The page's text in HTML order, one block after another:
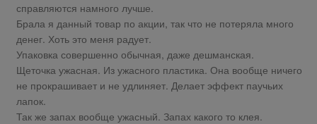
справляются намного лучше.
Брала я данный товар по акции, так что не потеряла много
денег. Хоть это меня радует.
Упаковка совершенно обычная, даже дешманская.
Щеточка ужасная. Из ужасного пластика. Она вообще ничего
не прокрашивает и не удлиняет. Делает эффект паучьих
лапок.
Так же запах вообще ужасный. Запах какого то клея.